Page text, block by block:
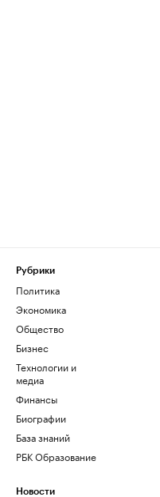
Рубрики
Политика
Экономика
Общество
Бизнес
Технологии и
медиа
Финансы
Биографии
База знаний
РБК Образование
Новости